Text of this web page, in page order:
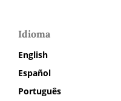
Idioma
English
Español
Português